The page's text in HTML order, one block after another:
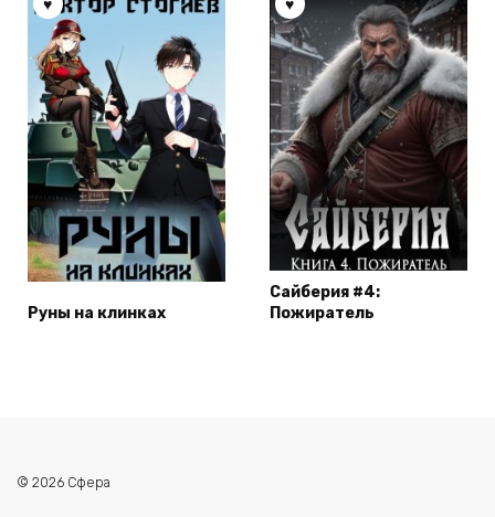
Руны на клинках
Сайберия #4:
Пожиратель
© 2026 Сфера